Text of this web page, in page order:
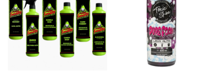
GIRAR AHORA
🔒 Tu email está seguro. No spam, lo prometemos.